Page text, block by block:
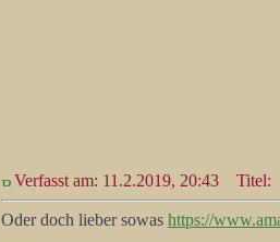
Verfasst am: 11.2.2019, 20:43 Titel:
Oder doch lieber sowas https://